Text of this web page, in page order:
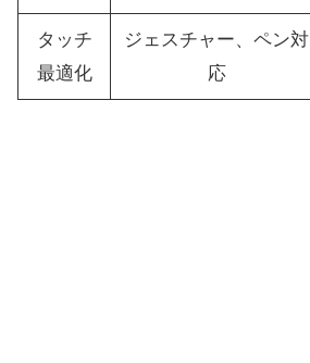
タッチ
最適化
ジェスチャー、ペン対
応